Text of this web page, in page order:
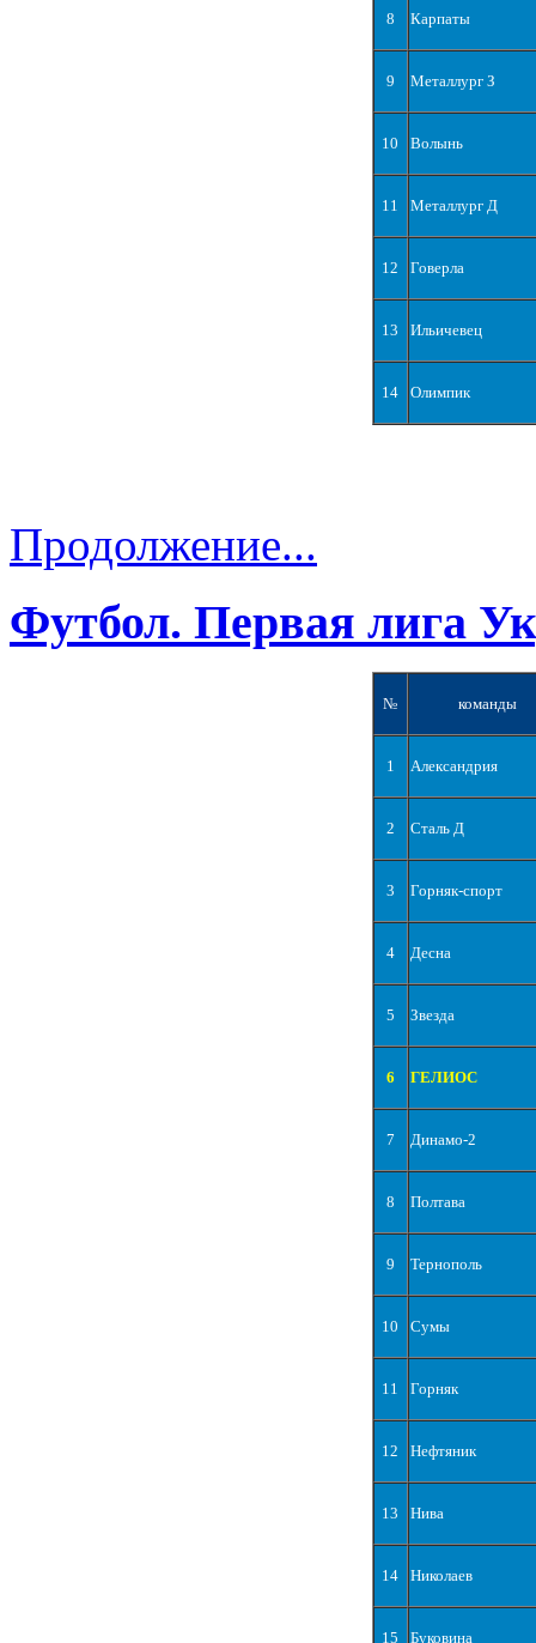
8 Карпаты
9 Металлург З
10 Волынь
11 Металлург Д
12 Говерла
13 Ильичевец
14 Олимпик
Продолжение...
Футбол. Первая лига
№ команды
1 Александрия
2 Сталь Д
3 Горняк-спорт
4 Десна
5 Звезда
6 ГЕЛИОС
7 Динамо-2
8 Полтава
9 Тернополь
10 Сумы
11 Горняк
12 Нефтяник
13 Нива
14 Николаев
15 Буковина